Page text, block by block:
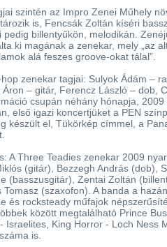
szintén az Impro Zenei Műhely
is, Fencsák Zoltán kíséri
billentyűkön, melodikán.
ki magának a zenekar, mely „az
alá feszes groove-okat tálal”.
zenekar tagjai: Sulyok Ádám –
Áron – gitár, Ferencz László – dob,
csupán néhány hónapja,
első igazi koncertjüket a PEN
készült el, Tükörkép címmel, a
A Three Teadies zenekar 2009
(gitár), Bezzegh András (dob),
(basszusgitár), Zentai Zoltán
Tomasz (szaxofon). A banda a
és rocksteady műfajok
között megtalálható Prince
Israelites, King Horror - Loch Ness
is.